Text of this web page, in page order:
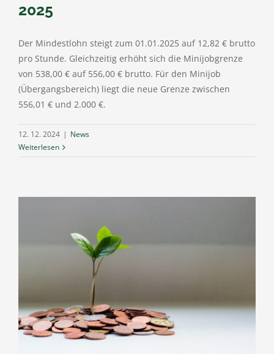
2025
Der Mindestlohn steigt zum 01.01.2025 auf 12,82 € brutto
pro Stunde. Gleichzeitig erhöht sich die Minijobgrenze
von 538,00 € auf 556,00 € brutto. Für den Minijob
(Übergangsbereich) liegt die neue Grenze zwischen
556,01 € und 2.000 €.
12. 12. 2024 | News
Weiterlesen